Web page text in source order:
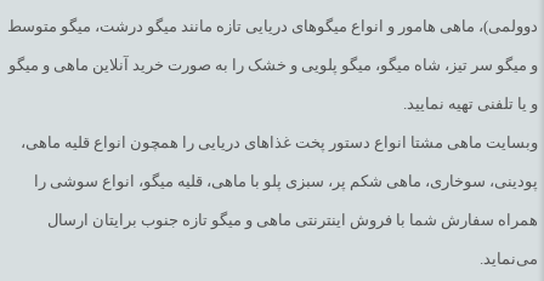
دوولمی)، ماهی هامور و انواع میگوهای دریایی تازه مانند میگو درشت، میگو متوسط
و میگو سر تیز، شاه میگو، میگو پلویی و خشک را به صورت خرید آنلاین ماهی و میگو
و یا تلفنی تهیه نمایید.
وبسایت ماهی مشتا انواع دستور پخت غذاهای دریایی را همچون انواع قلیه ماهی،
پودینی، سوخاری، ماهی شکم پر، سبزی پلو با ماهی، قلیه میگو، انواع سوشی را
همراه سفارش شما با فروش اینترنتی ماهی و میگو تازه جنوب برایتان ارسال
می‌نماید.